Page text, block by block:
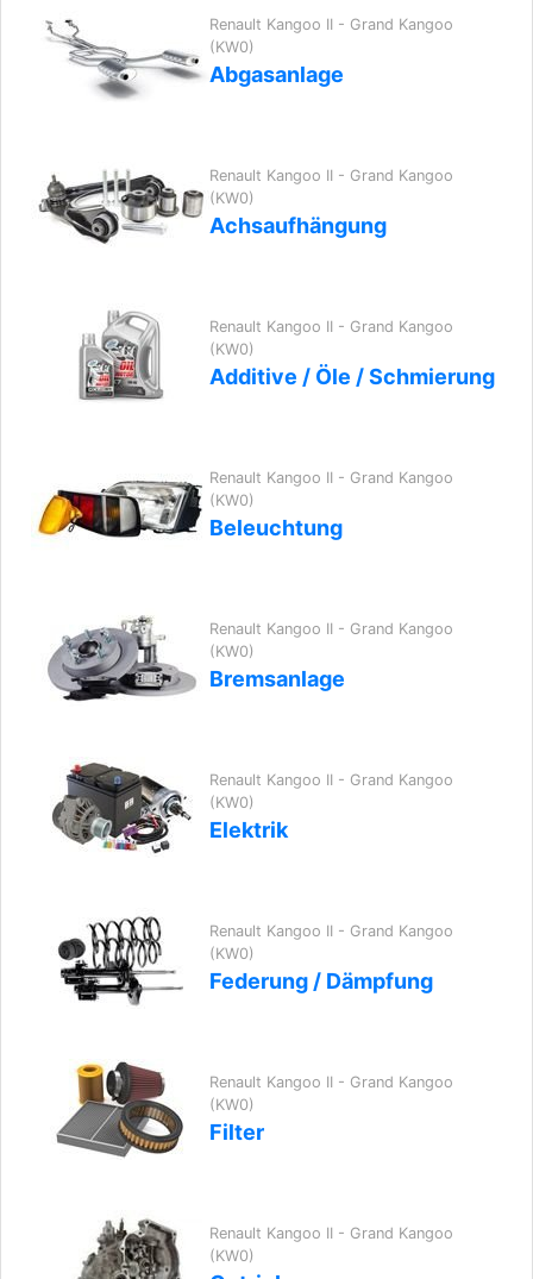
Renault Kangoo II - Grand Kangoo
(KW0)
Abgasanlage
Renault Kangoo II - Grand Kangoo
(KW0)
Achsaufhängung
Renault Kangoo II - Grand Kangoo
(KW0)
Additive / Öle / Schmierung
Renault Kangoo II - Grand Kangoo
(KW0)
Beleuchtung
Renault Kangoo II - Grand Kangoo
(KW0)
Bremsanlage
Renault Kangoo II - Grand Kangoo
(KW0)
Elektrik
Renault Kangoo II - Grand Kangoo
(KW0)
Federung / Dämpfung
Renault Kangoo II - Grand Kangoo
(KW0)
Filter
Renault Kangoo II - Grand Kangoo
(KW0)